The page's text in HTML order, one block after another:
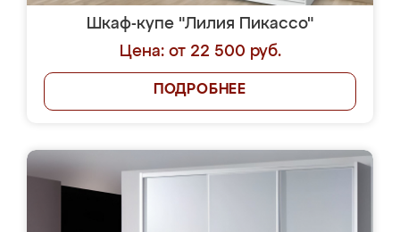
Шкаф-купе "Лилия Пикассо"
Цена: от 22 500 руб.
ПОДРОБНЕЕ